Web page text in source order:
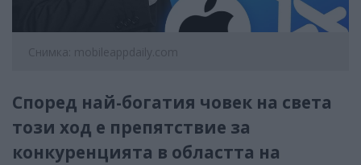
Снимка: mobileappdaily.com
Според най-богатия човек на света
този ход е препятствие за
конкуренцията в областта на